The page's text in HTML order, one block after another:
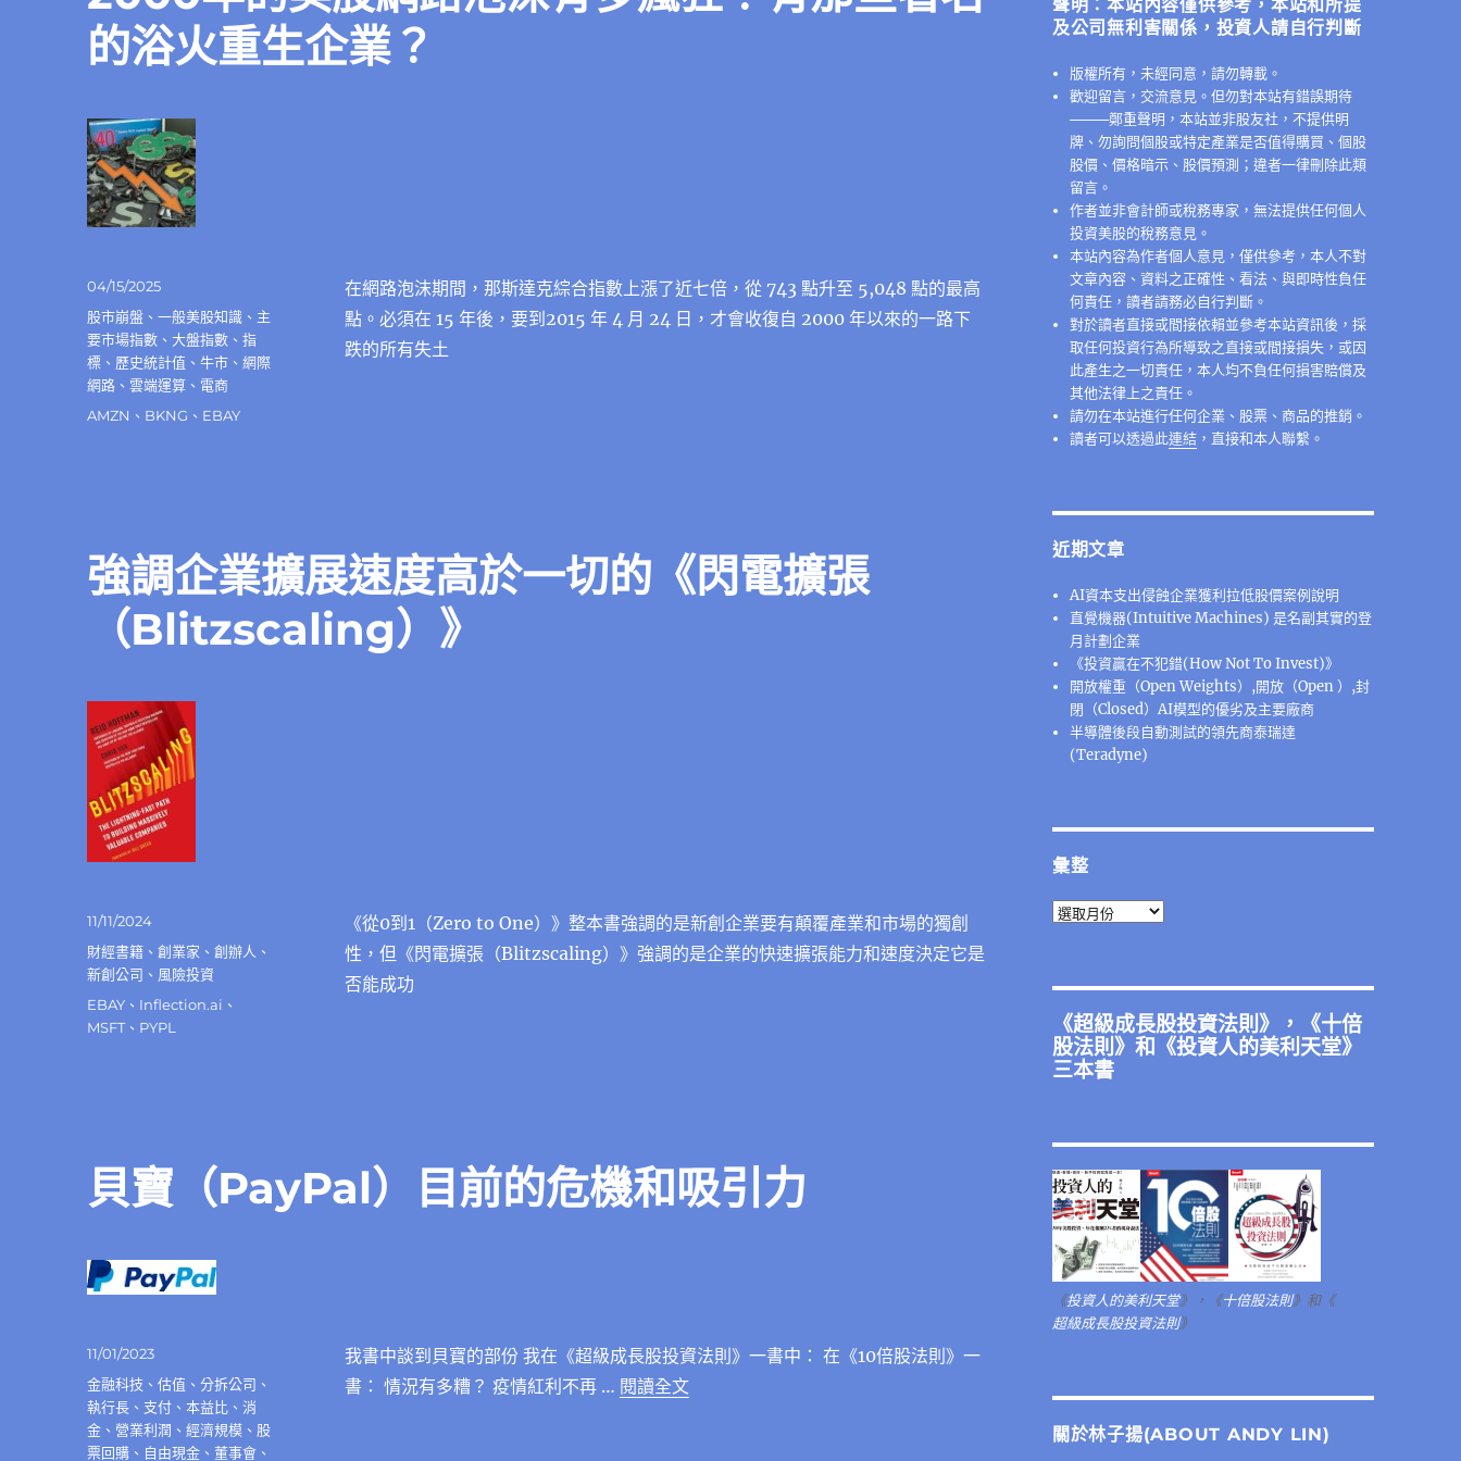
的浴火重生企業？
在網路泡沫期間，那斯達克綜合指數上漲了近七倍，從 743 點升至 5,048 點的最高
點。必須在 15 年後，要到2015 年 4 月 24 日，才會收復自 2000 年以來的一路下
跌的所有失土
發
佈
日
期:
04/15/2025
分
類
股市崩盤 、一般美股知識 、 主
要市場指數 、大盤指數 、指
標 、 歷史統計值 、牛市 、網際
網路 、雲端運算 、 電商
標
AMZN 、 BKNG 、 EBAY
強調企業擴展速度高於一切的《閃電擴張
（Blitzscaling）》
《從0到1（Zero to One）》整本書強調的是新創企業要有顛覆產業和市場的獨創
性，但《閃電擴張（Blitzscaling）》強調的是企業的快速擴張能力和速度決定它是
否能成功
發
佈
日
11/11/2024
分
類
財經書籍 、創業家 、創辦人 、
新創公司 、 風險投資
標
籤
EBAY 、 Inflection.ai 、
MSFT、 PYPL
貝寶（PayPal）目前的危機和吸引力
我書中談到貝寶的部份 我在《超級成長股投資法則》一書中： 在《10倍股法則》一
書： 情況有多糟？ 疫情紅利不再 … 閱讀全文〈貝寶（PayPal）目前的危機和吸引力〉
發
佈
日
期:
11/01/2023
分
類
金融科技 、估值 、分拆公司 、
執行長 、 支付 、本益比 、消
金 、 營業利潤 、經濟規模 、 股
票回購 、 自由現金 、董事會 、
聲明：本站內容僅供參考，本站和所提
及公司無利害關係，投資人請自行判斷
版權所有，未經同意，請勿轉載。
歡迎留言，交流意見。但勿對本站有錯誤期待
────鄭重聲明，本站並非股友社，不提供明
牌、勿詢問個股或特定產業是否值得購買、個股
股價、價格暗示、股價預測；違者一律刪除此類
留言。
作者並非會計師或稅務專家，無法提供任何個人
投資美股的稅務意見。
本站內容為作者個人意見，僅供參考，本人不對
文章內容、資料之正確性、看法、與即時性負任
何責任，讀者請務必自行判斷。
對於讀者直接或間接依賴並參考本站資訊後，採
取任何投資行為所導致之直接或間接損失，或因
此產生之一切責任，本人均不負任何損害賠償及
其他法律上之責任。
請勿在本站進行任何企業、股票、商品的推銷。
讀者可以透過此連結 ，直接和本人聯繫。
近期文章
AI資本支出侵蝕企業獲利拉低股價案例說明
直覺機器(Intuitive Machines) 是名副其實的登
月計劃企業
《投資贏在不犯錯(How Not To Invest)》
開放權重（Open Weights）,開放（Open ）,封
閉（Closed）AI模型的優劣及主要廠商
半導體後段⾃動測試的領先商泰瑞達
(Teradyne)
彙整
彙
《超級成長股投資法則》，《十倍
股法則》和《投資人的美利天堂》
三本書
《投資人的美利天堂》，《十倍股法則》和《
超級成長股投資法則》
關於林子揚(ABOUT ANDY LIN)